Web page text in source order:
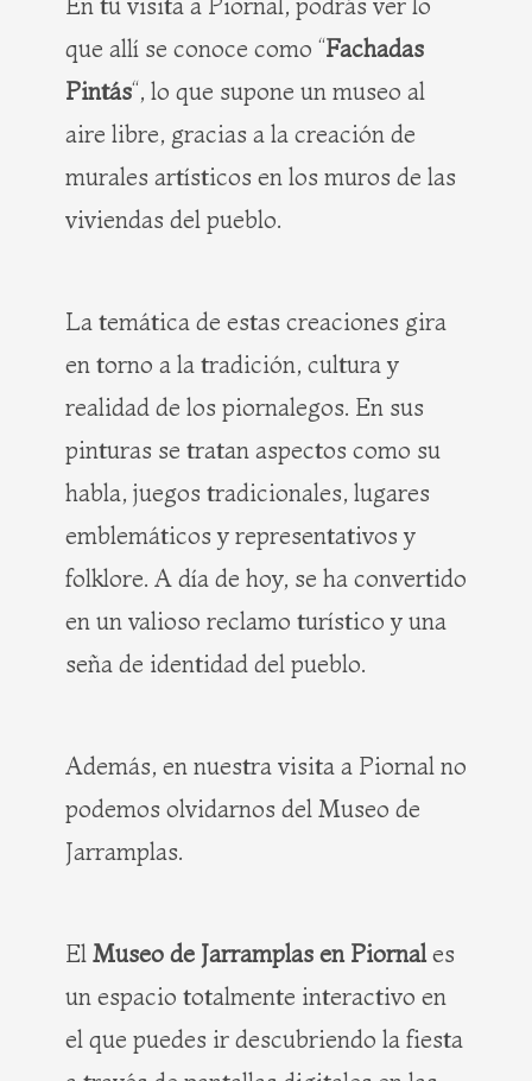
que allí se conoce como “Fachadas
Pintás“, lo que supone un museo al
aire libre, gracias a la creación de
murales artísticos en los muros de las
viviendas del pueblo.
La temática de estas creaciones gira
en torno a la tradición, cultura y
realidad de los piornalegos. En sus
pinturas se tratan aspectos como su
habla, juegos tradicionales, lugares
emblemáticos y representativos y
folklore. A día de hoy, se ha convertido
en un valioso reclamo turístico y una
seña de identidad del pueblo.
Además, en nuestra visita a Piornal no
podemos olvidarnos del Museo de
Jarramplas.
El Museo de Jarramplas en Piornales
un espacio totalmente interactivo en
el que puedes ir descubriendo la fiesta